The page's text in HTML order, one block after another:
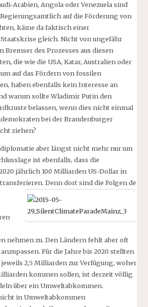
Arabien, Angola oder Venezuela sind
auf die Förderung von
käme da faktisch einer
gleich. Nicht von ungefähr
des Prozesses aus diesen
die wie die USA, Katar, Australien oder
auf das Fördern von fossilen
haben ebenfalls kein Interesse an
warum sollte Wladimir Putin den
belassen, wenn dies nicht einmal
bei der Brandenburger
ziehen?
aber längst nicht mehr nur um
ist ebenfalls, dass die
jährlich 100 Milliarden US-Dollar in
Denn dort sind die Folgen de
nehmen zu. Den Ländern fehlt aber oft
Für die Jahre bis 2020 stellten
2,5 Milliarden zur Verfügung, woher
kommen sollen, ist derzeit völlig
über ein Umweltabkommen.
in Umweltabkommen